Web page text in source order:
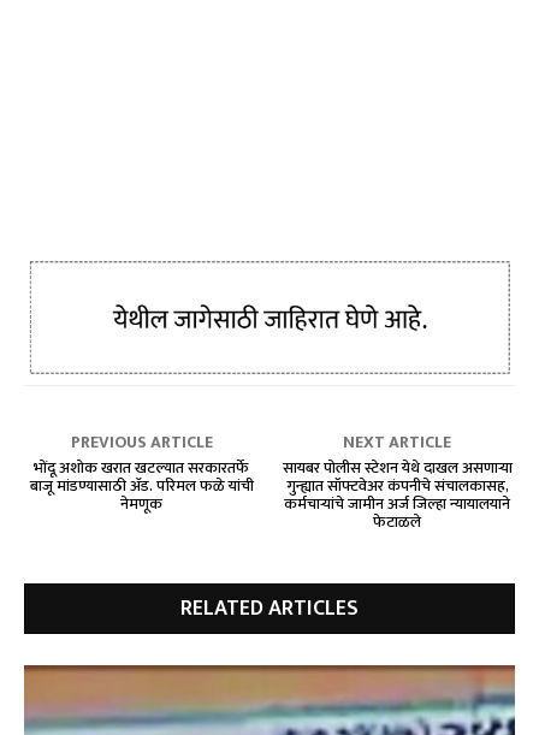
PREVIOUS ARTICLE
भोंदू अशोक खरात खटल्यात सरकारतर्फे
बाजू मांडण्यासाठी ॲड. परिमल फळे यांची
नेमणूक
NEXT ARTICLE
सायबर पोलीस स्टेशन येथे दाखल असणाऱ्या
गुन्ह्यात सॉफ्टवेअर कंपनीचे संचालकासह,
कर्मचाऱ्यांचे जामीन अर्ज जिल्हा न्यायालयाने
फेटाळले
RELATED ARTICLES